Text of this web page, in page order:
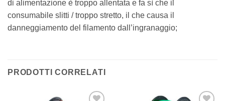
di alimentazione è troppo allentata e fa sì che il
consumabile slitti / troppo stretto, il che causa il
danneggiamento del filamento dall’ingranaggio;
PRODOTTI CORRELATI